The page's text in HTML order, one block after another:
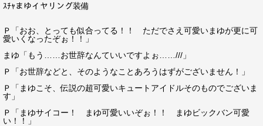
ｽﾁｬまゆイヤリング装備
Ｐ「おお、とっても似合ってる！！ ただでさえ可愛いまゆが更に可
愛いくなったぞぉ！！」
まゆ「もう……お世辞なんていいですよぉ……///」
Ｐ「お世辞などと、そのようなことあろうはずがございません！」
Ｐ「まゆこそ、伝説の超可愛いキュートアイドルそのものでございま
す」
Ｐ「まゆサイコー！ まゆ可愛いいぞぉ！！ まゆビックバン可愛
い！！」